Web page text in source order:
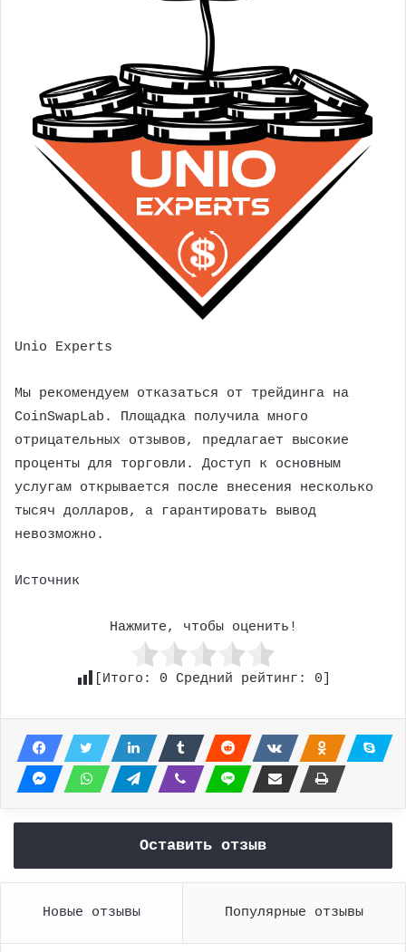
Unio Experts
Мы рекомендуем отказаться от трейдинга на ​​
CoinSwapLab. Площадка получила много
отрицательных отзывов, предлагает высокие
проценты для торговли. Доступ к основным
услугам открывается после внесения несколько
тысяч долларов, а гарантировать вывод
невозможно.
Источник
Нажмите, чтобы оценить!
[Итого: 0 Средний рейтинг: 0
Оставить отзыв
Новые отзывы Популярные отзывы